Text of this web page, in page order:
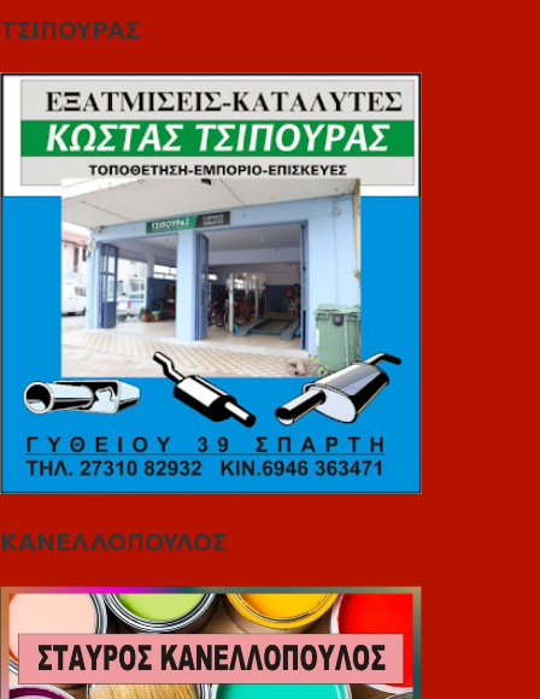
ΤΣΙΠΟΥΡΑΣ
ΚΑΝΕΛΛΟΠΟΥΛΟΣ